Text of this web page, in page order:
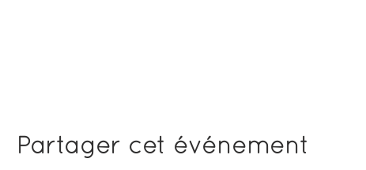
Partager cet événement